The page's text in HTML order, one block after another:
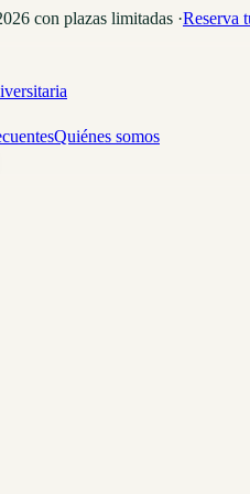
con plazas limitadas ·Reserva
Quiénes somos